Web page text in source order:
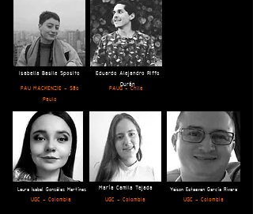
Isabella Basile Sposito
FAU MACKENZIE - São
Paulo
Eduardo Alejandro Riffo
Durán
FAUG - Chile
Laura Isabel González Martínez
UGC - Colombia
María Camila Tejada
UGC - Colombia
Yeison Esteeven García Rivera
UGC - Colombia